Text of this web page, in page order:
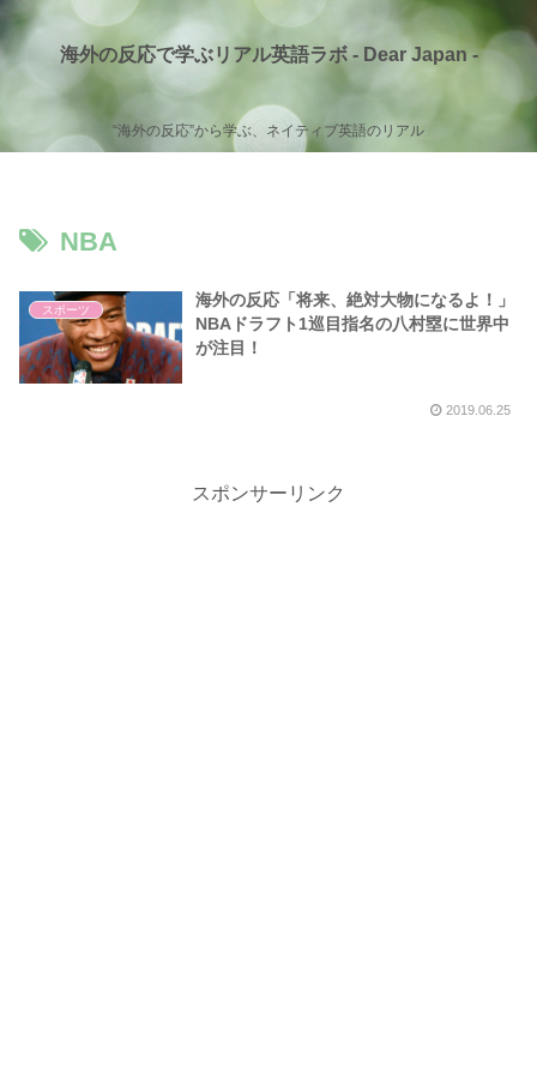
海外の反応で学ぶリアル英語ラボ - Dear Japan -
“海外の反応”から学ぶ、ネイティブ英語のリアル
NBA
スポーツ
海外の反応「将来、絶対大物になるよ！」
NBAドラフト1巡目指名の八村塁に世界中
が注目！
2019.06.25
スポンサーリンク